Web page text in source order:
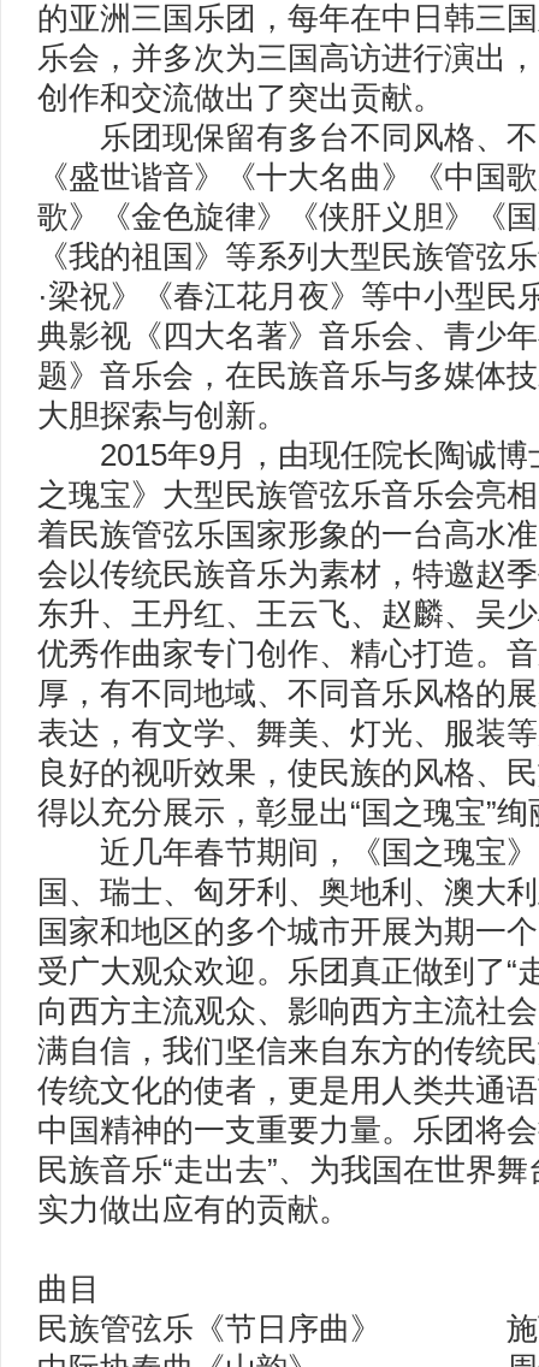
的亚洲三国乐团，每年在中日韩三
乐会，并多次为三国高访进行演出
创作和交流做出了突出贡献。
乐团现保留有多台不同风格、不
《盛世谐音》《十大名曲》《中国
歌》《金色旋律》《侠肝义胆》《
《我的祖国》等系列大型民族管弦
·梁祝》《春江花月夜》等中小型民
典影视《四大名著》音乐会、青少
题》音乐会，在民族音乐与多媒体
大胆探索与创新。
2015年9月，由现任院长陶诚博
之瑰宝》大型民族管弦乐音乐会亮
着民族管弦乐国家形象的一台高水
会以传统民族音乐为素材，特邀赵
东升、王丹红、王云飞、赵麟、吴
优秀作曲家专门创作、精心打造。
厚，有不同地域、不同音乐风格的
表达，有文学、舞美、灯光、服装
良好的视听效果，使民族的风格、
得以充分展示，彰显出“国之瑰宝”
近几年春节期间，《国之瑰宝》
国、瑞士、匈牙利、奥地利、澳大
国家和地区的多个城市开展为期一
受广大观众欢迎。乐团真正做到了“
向西方主流观众、影响西方主流社
满自信，我们坚信来自东方的传统
传统文化的使者，更是用人类共通
中国精神的一支重要力量。乐团将
民族音乐“走出去”、为我国在世界
实力做出应有的贡献。
曲目
民族管弦乐《节日序曲》 施